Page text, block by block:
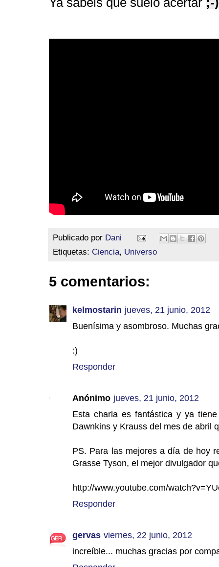
Publicado por Dani
Etiquetas: Ciencia, Universo
5 comentarios:
kelmostarin jueves, 21 junio, 2012
Buenísima y asombroso. Muchas
:)
Responder
Anónimo jueves, 21 junio, 2012
Esta charla es fantástica y ya
Dawnkins y Krauss del mes de abril
PS. Para las mejores a día de hoy
Grasse Tyson, el mejor divulgador
http://www.youtube.com/
Responder
gervas viernes, 22 junio, 2012
increíble... muchas gracias por